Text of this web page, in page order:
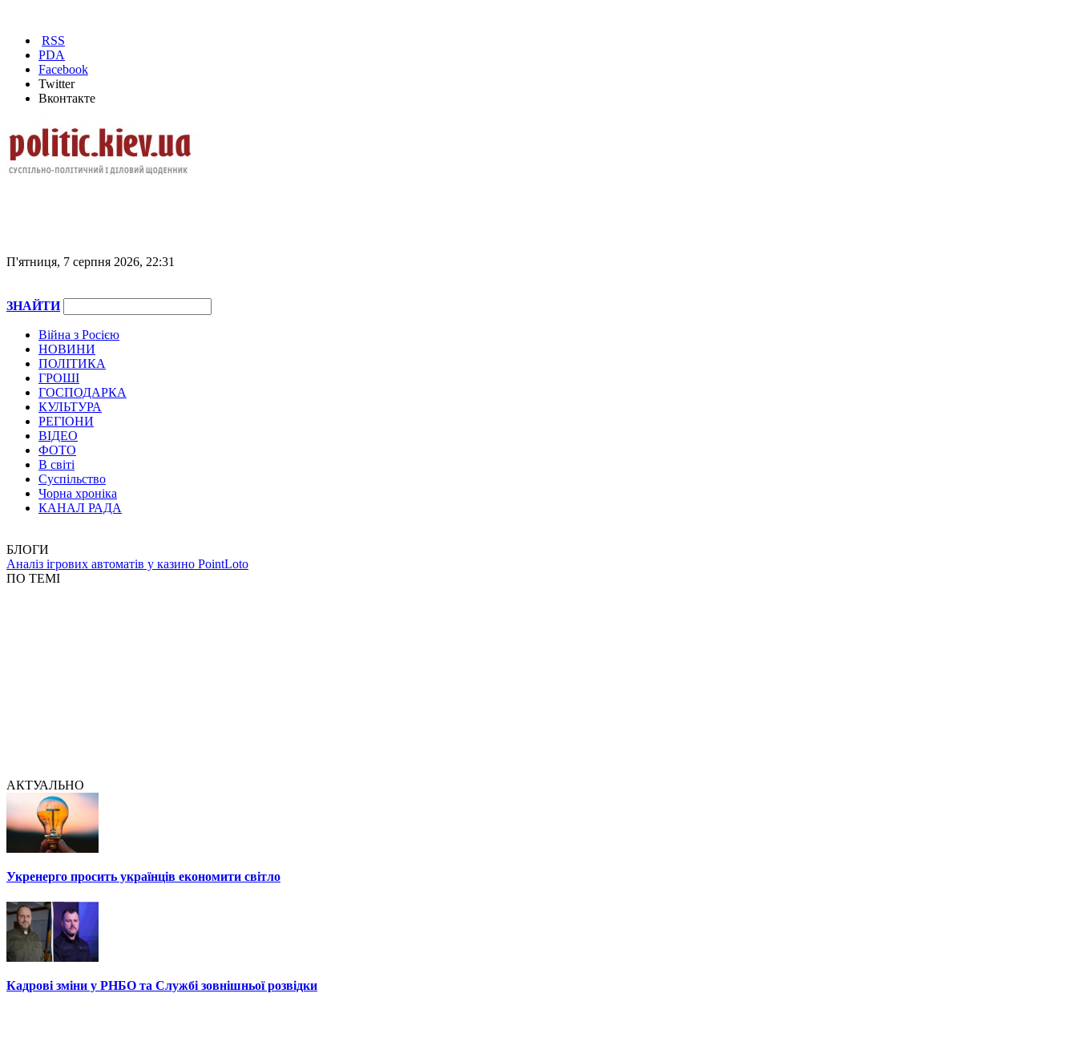
RSS
PDA
Facebook
Twitter
Вконтакте
П'ятниця, 7 серпня 2026, 22:31
ЗНАЙТИ
Війна з Росією
НОВИНИ
ПОЛІТИКА
ГРОШІ
ГОСПОДАРКА
КУЛЬТУРА
РЕГІОНИ
ВІДЕО
ФОТО
В світі
Суспільство
Чорна хроніка
КАНАЛ РАДА
БЛОГИ
Аналіз ігрових автоматів у казино PointLoto
ПО ТЕМІ
АКТУАЛЬНО
Укренерго просить українців економити світло
Кадрові зміни у РНБО та Службі зовнішньої розвідки